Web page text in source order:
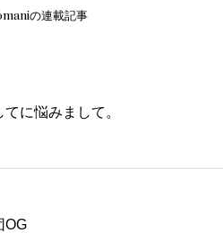
の連載記事
に悩みまして。
OG